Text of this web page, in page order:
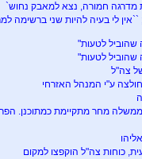
שהוביל לטעות"
שהוביל לטעות"
צה"ל
ע"י המנהל האזרחי
מחר מתקיימת כמתוכנן.
כוחות צה"ל הוקפצו למקום